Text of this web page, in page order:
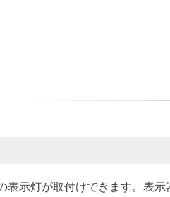
表示灯が取付けできます。表示